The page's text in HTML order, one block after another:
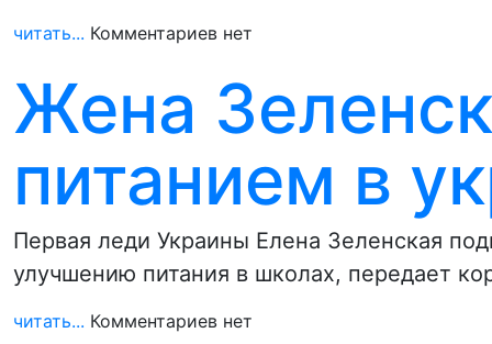
читать... Комментариев нет
Жена
питанием в
Первая леди Украины Елена Зеленская
улучшению питания в школах, передает
читать... Комментариев нет